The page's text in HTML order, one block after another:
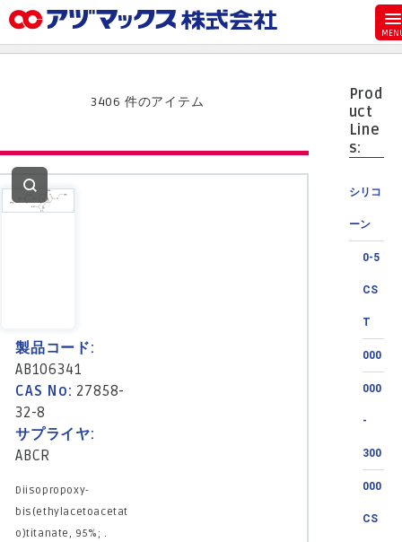
マイアカウント
主要取扱ブランド
Prod
uct
Line
s:
シリコ
ーン
0-5
CS
T
000
000
-
300
000
CS
3406 件のアイテム
製品コード:
AB106341
CAS No: 27858-
32-8
サプライヤ:
ABCR
Diisopropoxy-
bis(ethylacetoacetat
o)titanate, 95%; .